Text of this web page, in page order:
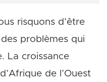
risquons d’être
problèmes qui
La croissance
de l’Ouest